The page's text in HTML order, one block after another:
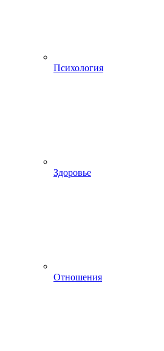
Психология
Здоровье
Отношения